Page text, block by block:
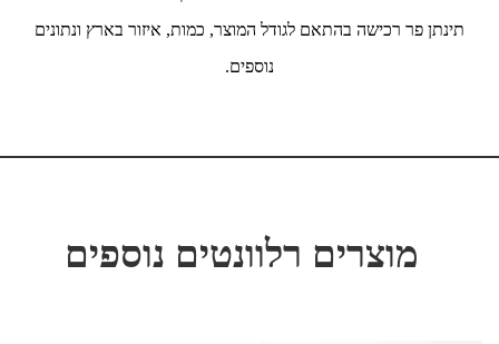
תינתן פר רכישה בהתאם לגודל המוצר, כמות, איזור בארץ ונתונים
נוספים.
מוצרים רלוונטים נוספים